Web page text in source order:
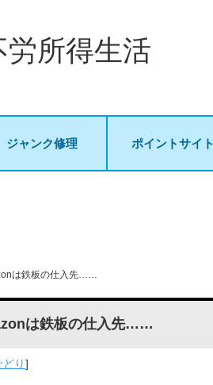
所得生活
ジャンク修理 ポイントサイト
は鉄板の仕入先……
は鉄板の仕入先……
どり]